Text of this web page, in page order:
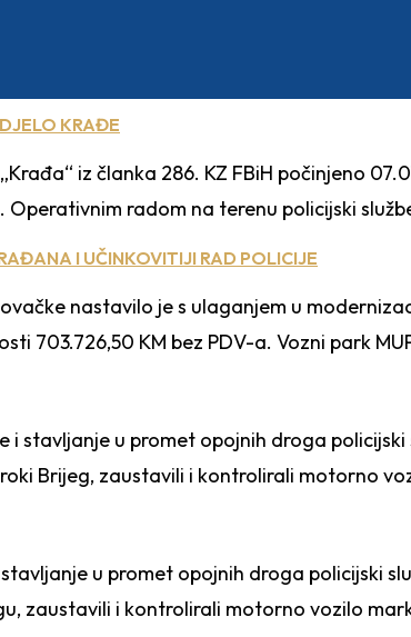
KRAĐE
iz članka 286. KZ FBiH počinjeno
radom na terenu policijski
I UČINKOVITIJI RAD POLICIJE
nastavilo je s ulaganjem u
703.726,50 KM bez PDV-a. Vozni park
stavljanje u promet opojnih droga
Brijeg, zaustavili i kontrolirali motorno
u promet opojnih droga policijski
zaustavili i kontrolirali motorno vozilo